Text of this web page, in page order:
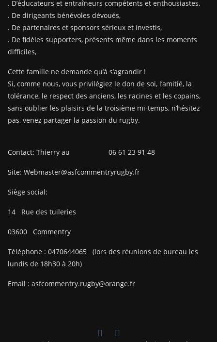
. D’éducateurs et entraîneurs compétents et enthousiastes,
. De dirigeants bénévoles dévoués,
. De partenaires et sponsors sérieux et investis,
. De fidèles supporters, présents même dans les moments
difficiles,
Cette famille ne demande qu’à s’agrandir !
Si, comme nous, vous privilégiez le don de soi, l’amitié, la
tolérance, le respect des anciens, les racines et les copains,
sans oublier les plaisirs de la troisième mi-temps, n’hésitez
pas, venez partager la passion du rugby.
Contact: Thierry au 06 61 23 91 48
Site: Webmaster@asfcommentryrugby.fr
Siège social:
14 Rue des tuileries
03600 Commentry
Téléphone : 0470644065
(lors des réunions de bureau les
lundis de 18h30 à 20h)
Email : asfcommentry.rugby@orange.fr